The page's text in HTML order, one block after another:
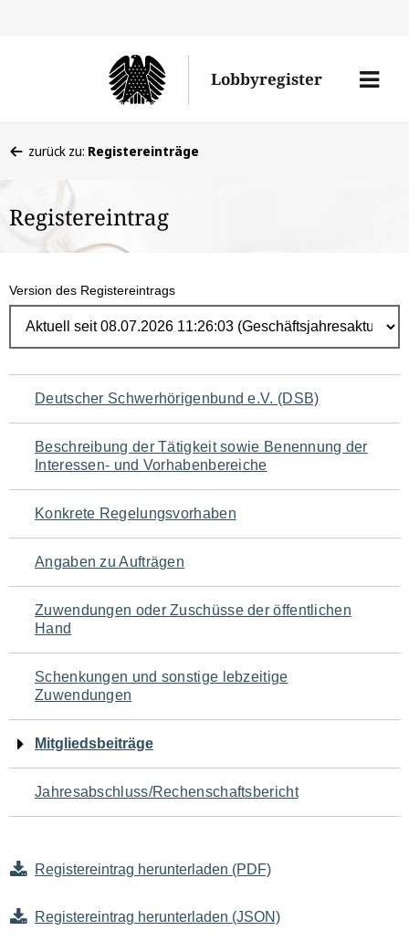
Lobbyregister
Menü
befinden
hier:
zurück zu: Registereinträge
Registereintrag
Version des Registereintrags
Navigation
für
den
Seiteninhalt
Deutscher Schwerhörigenbund e.V. (DSB)
Beschreibung der Tätigkeit sowie Benennung der
Interessen- und Vorhabenbereiche
Konkrete Regelungsvorhaben
Angaben zu Aufträgen
Zuwendungen oder Zuschüsse der öffentlichen
Hand
Schenkungen und sonstige lebzeitige
Zuwendungen
Mitgliedsbeiträge
Jahresabschluss/Rechenschaftsbericht
Registereintrag herunterladen (PDF)
Registereintrag herunterladen (JSON)